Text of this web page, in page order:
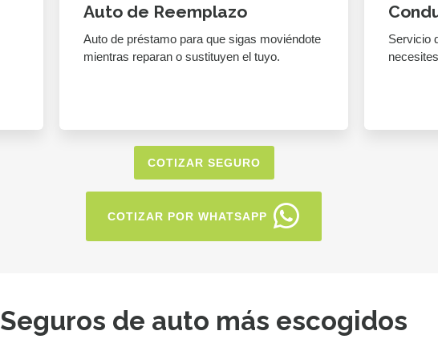
Auto de Reemplazo
Auto de préstamo para que sigas moviéndote
mientras reparan o sustituyen el tuyo.
Servicio
COTIZAR SEGURO
COTIZAR POR WHATSAPP
Seguros de auto más escogidos